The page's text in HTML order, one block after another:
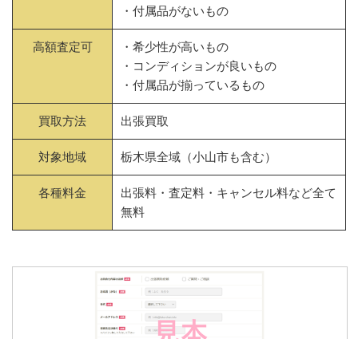
・付属品がないもの
高額査定可
・希少性が高いもの
・コンディションが良いもの
・付属品が揃っているもの
買取方法 出張買取
対象地域 栃木県全域（小山市も含む）
各種料金
出張料・査定料・キャンセル料など全て
無料